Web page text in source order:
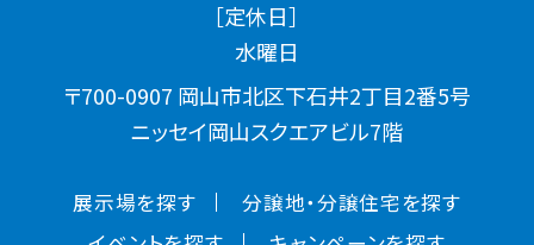
［定休日］
水曜日
〒700-0907 岡山市北区下石井2丁目2番5号
ニッセイ岡山スクエアビル7階
展示場を探す
分譲地・分譲住宅を探す